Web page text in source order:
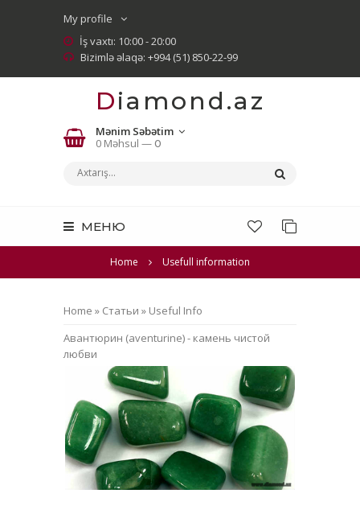
My profile
İş vaxtı: 10:00 - 20:00
Bizimlə əlaqə: +994 (51) 850-22-99
Diamond.az
Mənim Səbətim
0 Məhsul —0
МЕНЮ
Home Usefull information
Home » Статьи » Useful Info
Авантюрин (aventurine) - камень чистой
любви